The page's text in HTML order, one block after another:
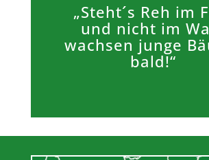
„Steht´s Reh im
und nicht im
wachsen junge
bald!“